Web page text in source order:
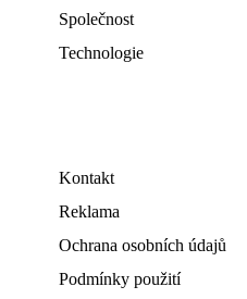
Společnost
Technologie
Kontakt
Reklama
Ochrana osobních údajů
Podmínky použití